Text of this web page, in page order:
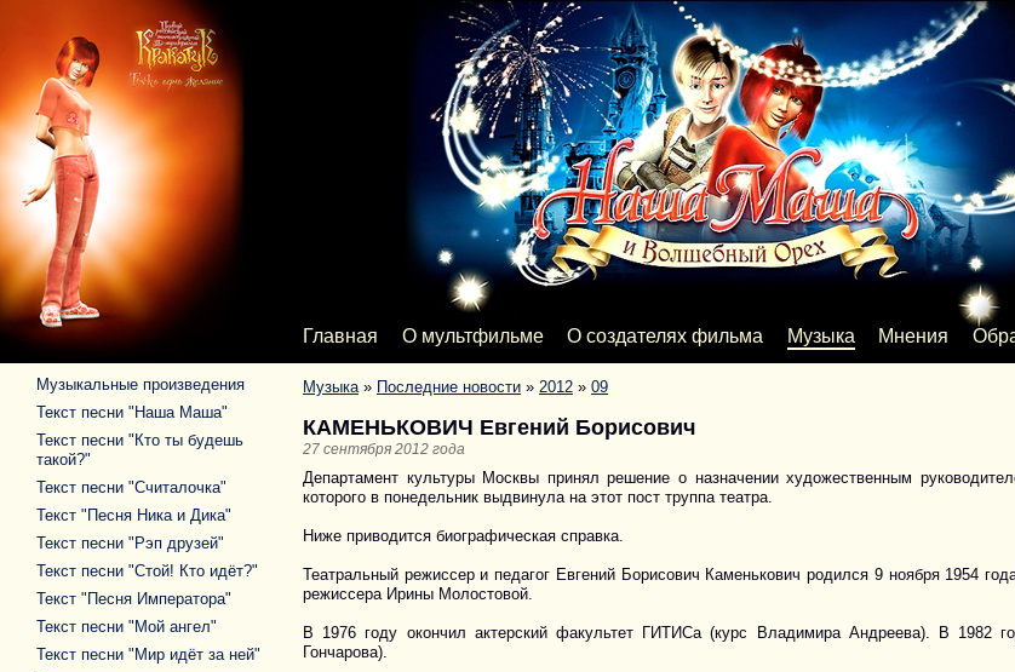
Главная О мультфильме О создателях фильма Музыка Мнения
Музыка» Последние новости » 2012 » 09
КАМЕНЬКОВИЧ Евгений Борисович
27 сентября 2012 года
Департамент культуры Москвы принял решение о назначении художественным
которого в понедельник выдвинула на этот пост труппа театра.
Ниже приводится биографическая справка.
Театральный режиссер и педагог Евгений Борисович Каменькович родился 9 ноября 1954
режиссера Ирины Молостовой.
В 1976 году окончил актерский факультет ГИТИСа (курс Владимира Андреева). В 1982
Гончарова).
Музыкальные произведения
Текст песни "Наша Маша"
Текст песни "Кто ты будешь
такой?"
Текст песни "Считалочка"
Текст "Песня Ника и Дика"
Текст песни "Рэп друзей"
Текст песни "Стой! Кто идёт?"
Текст "Песня Императора"
Текст песни "Мой ангел"
Текст песни "Мир идёт за ней"